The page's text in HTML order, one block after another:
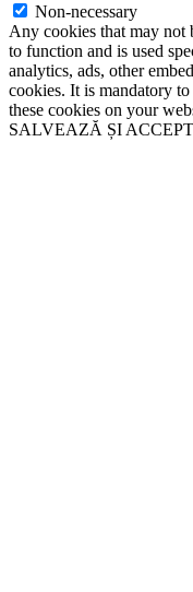
Non-necessary
Any cookies that may not
to function and is used
analytics, ads, other
cookies. It is mandatory
these cookies on your
SALVEAZĂ ȘI